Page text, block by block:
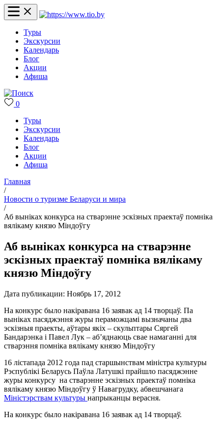
Туры
Экскурсии
Календарь
Блог
Акции
Афиша
0
Туры
Экскурсии
Календарь
Блог
Акции
Афиша
Главная
/
Новости о туризме Беларуси и мира
/
Аб выніках конкурса на стварэнне эскізных праектаў помніка
вялікаму князю Міндоўгу
Аб выніках конкурса на стварэнне
эскізных праектаў помніка вялікаму
князю Міндоўгу
Дата публикации: Ноябрь 17, 2012
На конкурс было накіравана 16 заявак ад 14 творцаў. Па
выніках пасяджэння журы пераможцамі вызначаны два
эскізныя праекты, аўтары якіх – скульптары Сяргей
Бандарэнка і Павел Лук – аб’яднаюць свае намаганні для
стварэння помніка вялікаму князю Міндоўгу
16 лістапада 2012 года пад старшынствам міністра культуры
Рэспублікі Беларусь Паўла Латушкі прайшло пасяджэнне
журы конкурсу на стварэнне эскізных праектаў помніка
вялікаму князю Міндоўгу ў Навагрудку, абвешчанага
Міністэрствам культуры напрыканцы верасня.
На конкурс было накіравана 16 заявак ад 14 творцаў.